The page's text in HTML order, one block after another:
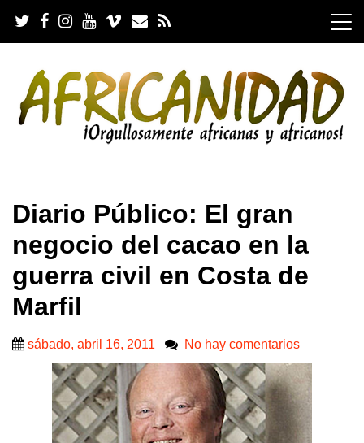
i
Diario Público: El gran
negocio del cacao en la
guerra civil en Costa de
Marfil
sábado, abril 16, 2011 No hay comentarios